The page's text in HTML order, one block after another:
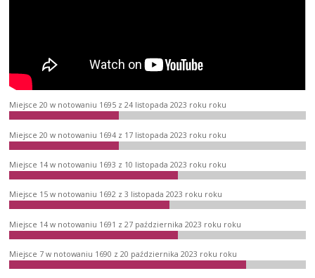
Miejsce 20 w notowaniu 1695 z 24 listopada 2023 roku roku
Miejsce 20 w notowaniu 1694 z 17 listopada 2023 roku roku
Miejsce 14 w notowaniu 1693 z 10 listopada 2023 roku roku
Miejsce 15 w notowaniu 1692 z 3 listopada 2023 roku roku
Miejsce 14 w notowaniu 1691 z 27 października 2023 roku roku
Miejsce 7 w notowaniu 1690 z 20 października 2023 roku roku